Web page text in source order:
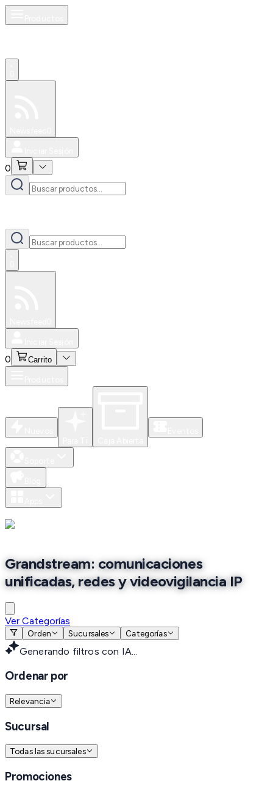
0
0 Carrito
Grandstream: comunicaciones
unificadas, redes y videovigilancia IP
Ver Categorías
Orden Sucursales Categorías
Generando filtros con IA...
Ordenar por
Relevancia
Sucursal
Todas las sucursales
Promociones